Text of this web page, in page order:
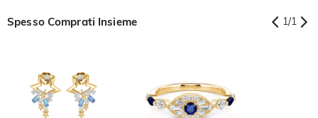
Spesso Comprati Insieme 1/1